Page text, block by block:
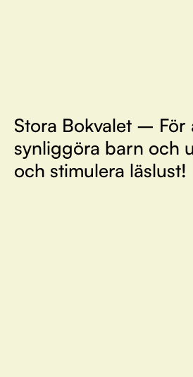
Stora Bokvalet – För
synliggöra barn och
och stimulera läslust!